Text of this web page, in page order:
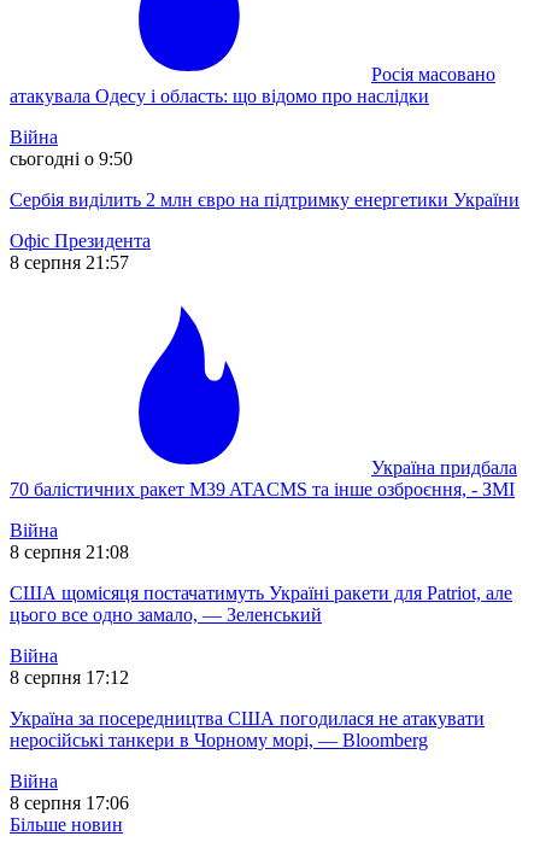
Росія масовано
атакувала Одесу і область: що відомо про наслідки
Війна
сьогодні о 9:50
Сербія виділить 2 млн євро на підтримку енергетики України
Офіс Президента
8 серпня 21:57
Україна придбала
70 балістичних ракет M39 ATACMS та інше озброєння, - ЗМІ
Війна
8 серпня 21:08
США щомісяця постачатимуть Україні ракети для Patriot, але
цього все одно замало, — Зеленський
Війна
8 серпня 17:12
Україна за посередництва США погодилася не атакувати
неросійські танкери в Чорному морі, — Bloomberg
Війна
8 серпня 17:06
Більше новин